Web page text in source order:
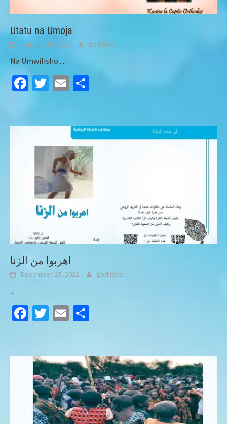
Utatu na Umoja
January 20, 2023 god love
Na Umwilisho ...
Facebook
Twitter
EmailShare
اهربوا من الزنا
December 27, 2022 god love
...
Facebook
Twitter
Email